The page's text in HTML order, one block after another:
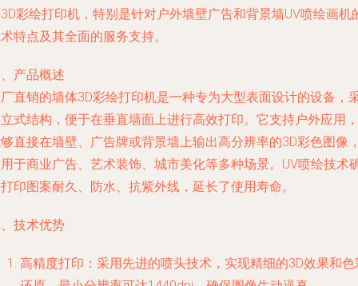
彩绘打印机，特别是针对户外墙壁广告和背景墙UV喷绘画机
特点及其全面的服务支持。
产品概述
直销的墙体3D彩绘打印机是一种专为大型表面设计的设备，
式结构，便于在垂直墙面上进行高效打印。它支持户外应用，
直接在墙壁、广告牌或背景墙上输出高分辨率的3D彩色图像
于商业广告、艺术装饰、城市美化等多种场景。UV喷绘技术
印图案耐久、防水、抗紫外线，延长了使用寿命。
技术优势
高精度打印：采用先进的喷头技术，实现精细的3D效果和色